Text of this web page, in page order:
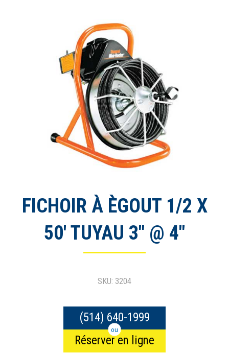
FICHOIR À ÈGOUT 1/2 X
50′ TUYAU 3″ @ 4″
SKU: 3204
(514) 640-1999
ou
Réserver en ligne